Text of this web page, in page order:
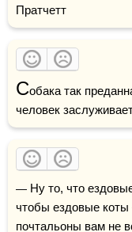
Пратчетт
Собака так
человек
— Ну то, что ездовые собаки бывают, это я слышал. А вот
чтобы ездовые